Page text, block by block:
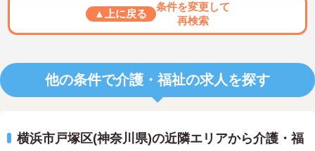
▲上に戻る
条件を変更して
再検索
他の条件で介護・福祉の求人を探す
横浜市戸塚区(神奈川県)の近隣エリアから介護・福